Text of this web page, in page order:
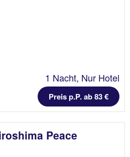
1 Nacht, Nur Hotel
Preis p.P. ab 83 €
Peace